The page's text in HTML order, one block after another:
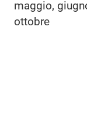
maggio,
ottobre